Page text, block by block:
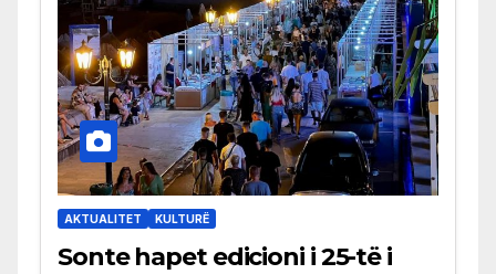
AKTUALITET KULTURË
Sonte hapet edicioni i 25-të i